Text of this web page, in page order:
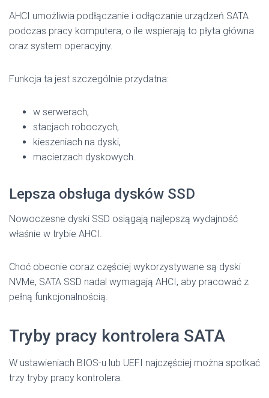
AHCI umożliwia podłączanie i odłączanie urządzeń SATA
podczas pracy komputera, o ile wspierają to płyta główna
oraz system operacyjny.
Funkcja ta jest szczególnie przydatna:
w serwerach,
stacjach roboczych,
kieszeniach na dyski,
macierzach dyskowych.
Lepsza obsługa dysków SSD
Nowoczesne dyski SSD osiągają najlepszą wydajność
właśnie w trybie AHCI.
Choć obecnie coraz częściej wykorzystywane są dyski
NVMe, SATA SSD nadal wymagają AHCI, aby pracować z
pełną funkcjonalnością.
Tryby pracy kontrolera SATA
W ustawieniach BIOS-u lub UEFI najczęściej można spotkać
trzy tryby pracy kontrolera.